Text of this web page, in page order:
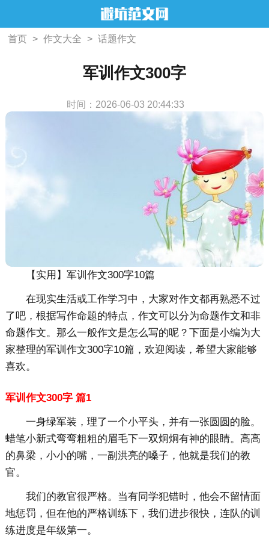
首页 > 作文大全 > 话题作文
军训作文300字
时间：2026-06-03 20:44:33
【实用】军训作文300字10篇
在现实生活或工作学习中，大家对作文都再熟悉不过
了吧，根据写作命题的特点，作文可以分为命题作文和非
命题作文。那么一般作文是怎么写的呢？下面是小编为大
家整理的军训作文300字10篇，欢迎阅读，希望大家能够
喜欢。
军训作文300字 篇1
一身绿军装，理了一个小平头，并有一张圆圆的脸。
蜡笔小新式弯弯粗粗的眉毛下一双炯炯有神的眼睛。高高
的鼻梁，小小的嘴，一副洪亮的嗓子，他就是我们的教
官。
我们的教官很严格。当有同学犯错时，他会不留情面
地惩罚，但在他的严格训练下，我们进步很快，连队的训
练进度是年级第一。